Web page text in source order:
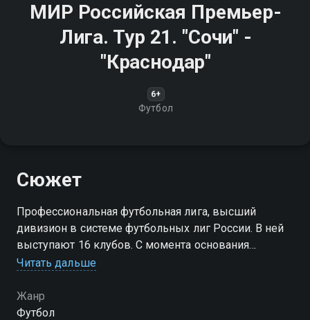
МИР Российская Премьер-
Лига. Тур 21. "Сочи" -
"Краснодар"
6+
Футбол
Сюжет
Профессиональная футбольная лига, высший
дивизион в системе футбольных лиг России. В ней
выступают 16 клубов. С момента основания
называлась "Российская футбольная премьер—лига"
Читать дальше
Жанр
Футбол